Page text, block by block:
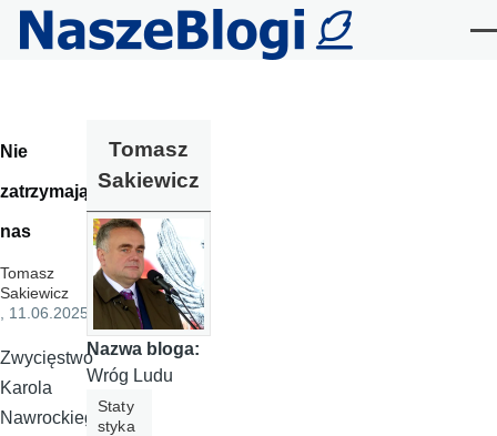
Przejdź do treści
Nie
zatrzymają
nas
Tomasz
Sakiewicz
, 11.06.2025
Zwycięstwo
Karola
Nawrockieg
Tomasz
Sakiewicz
Nazwa bloga:
Wróg Ludu
Staty
styka